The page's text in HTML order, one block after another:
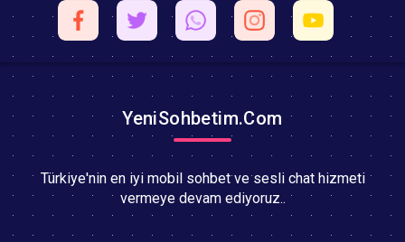
YeniSohbetim.Com
Türkiye'nin en iyi mobil sohbet ve sesli chat hizmeti
vermeye devam ediyoruz..